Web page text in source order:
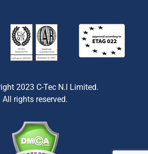
2023 C-Tec N.I Limited.
All rights reserved.